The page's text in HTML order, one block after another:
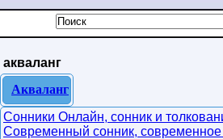
акваланг
Акваланг
Сонники Онлайн, сонник и
Современный сонник, современное